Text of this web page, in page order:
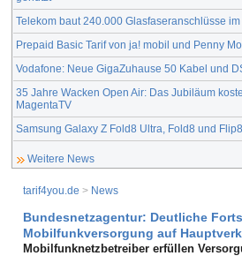
Telekom baut 240.000 Glasfaseranschlüsse im
Prepaid Basic Tarif von ja! mobil und Penny
Vodafone: Neue GigaZuhause 50 Kabel und
35 Jahre Wacken Open Air: Das Jubiläum
MagentaTV
Samsung Galaxy Z Fold8 Ultra, Fold8 und
Weitere News
tarif4you.de > News
Bundesnetzagentur: Deutliche
Mobilfunkversorgung auf
Mobilfunknetzbetreiber erfüllen